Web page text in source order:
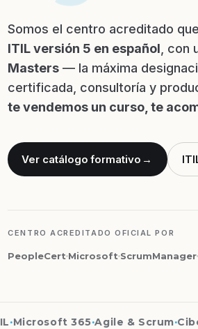
Somos el centro acreditado
ITIL versión 5 en español ,
Masters — la máxima
certificada, consultoría y
te vendemos un curso, te
Ver catálogo formativo →
CENTRO ACREDITADO OFICIAL POR
PeopleCert Microsoft ScrumManager
Microsoft 365·Agile & Scrum·